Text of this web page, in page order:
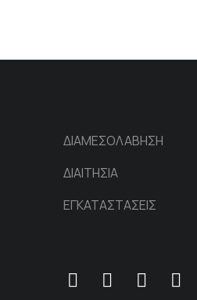
ΔΙΑΜΕΣΟΛΑΒΗΣΗ
ΔΙΑΙΤΗΣΙΑ
ΕΓΚΑΤΑΣΤΑΣΕΙΣ